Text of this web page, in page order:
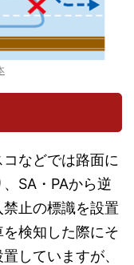
などでは路面に
SA・PAから逆
止の標識を設置
検知した際にそ
していますが、